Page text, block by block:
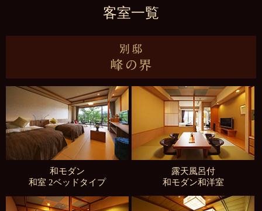
客室一覧
和モダン
和室 2ベッドタイプ
露天風呂付
和モダン和洋室